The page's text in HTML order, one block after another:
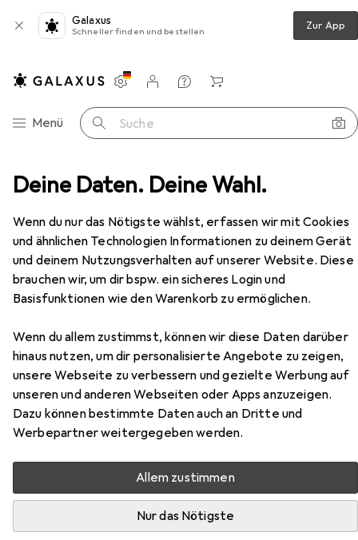
Deine Daten. Deine Wahl.
Wenn du nur das Nötigste wählst, erfassen wir mit Cookies
und ähnlichen Technologien Informationen zu deinem Gerät
und deinem Nutzungsverhalten auf unserer Website. Diese
brauchen wir, um dir bspw. ein sicheres Login und
Basisfunktionen wie den Warenkorb zu ermöglichen.
Wenn du allem zustimmst, können wir diese Daten darüber
hinaus nutzen, um dir personalisierte Angebote zu zeigen,
unsere Webseite zu verbessern und gezielte Werbung auf
unseren und anderen Webseiten oder Apps anzuzeigen.
Dazu können bestimmte Daten auch an Dritte und
Werbepartner weitergegeben werden.
Allem zustimmen
Nur das Nötigste
Galaxus
Schneller finden und bestellen Zur App
Navigation nach Kategorien
Menü Suche
Einstellungen
Kundenkonto
Vergleichslisten
Merklisten
Warenkorb
Giro
Kategorien anzeigen
Diese Marke gefällt mir
Mehr über Giro erfahren
Top-Kategorien von Giro
Velohelm